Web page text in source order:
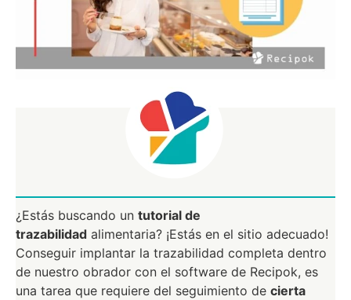
¿Estás buscando un tutorial de
trazabilidad alimentaria? ¡Estás en el sitio adecuado!
Conseguir implantar la trazabilidad completa dentro
de nuestro obrador con el software de Recipok, es
una tarea que requiere del seguimiento de cierta